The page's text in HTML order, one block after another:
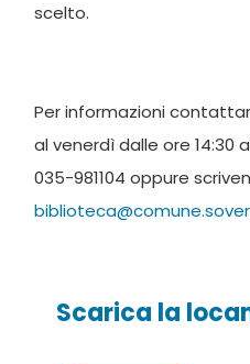
scelto.
Per informazioni
al venerdì dalle ore 14:30
035-981104 oppure
Scarica la